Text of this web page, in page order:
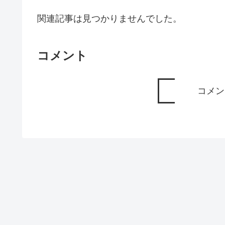
関連記事は見つかりませんでした。
コメント
コメ